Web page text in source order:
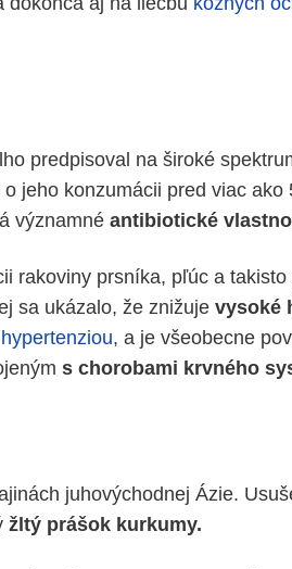
predpisoval na široké
jeho konzumácii pred viac ako
významné antibiotické
rakoviny prsníka, pľúc a takisto
sa ukázalo, že znižuje vysoké
hypertenziou, a je všeobecne
s chorobami krvného
juhovýchodnej Ázie.
žltý prášok kurkumy.